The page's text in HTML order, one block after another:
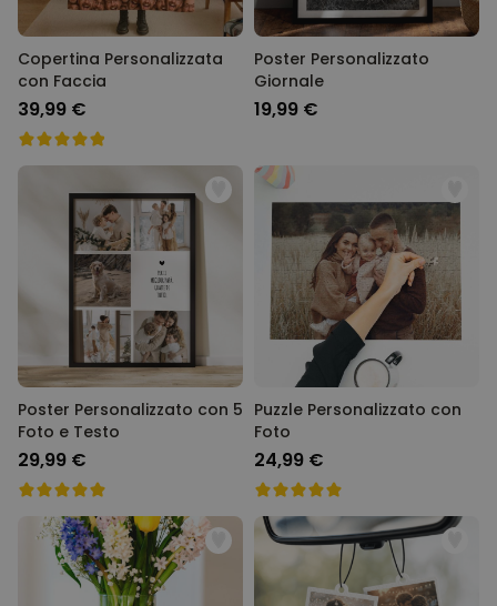
Copertina Personalizzata
con Faccia
39,99 €
Poster Personalizzato
Giornale
19,99 €
Poster Personalizzato con 5
Foto e Testo
29,99 €
Puzzle Personalizzato con
Foto
24,99 €